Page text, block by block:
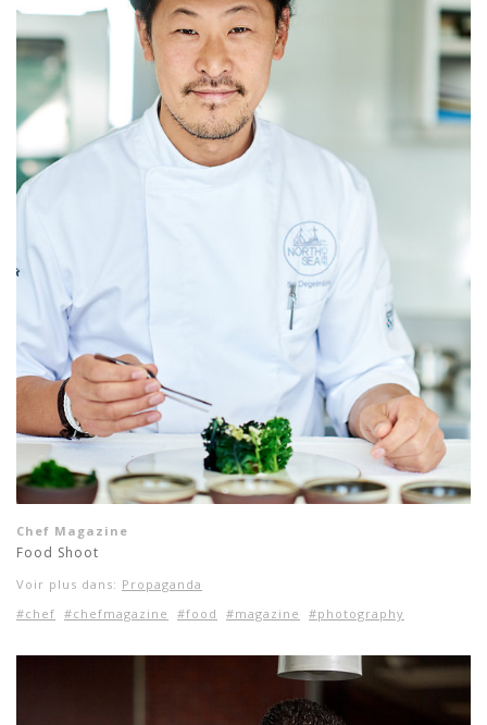
Chef Magazine
Food Shoot
Voir plus dans: Propaganda
#chef #chefmagazine #food #magazine #photography